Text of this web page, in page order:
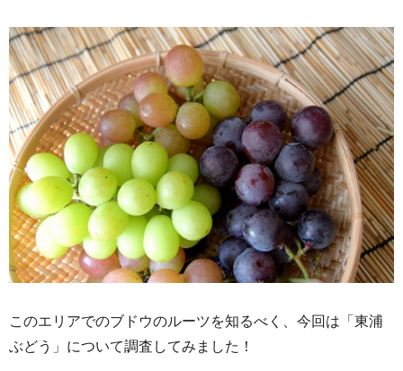
このエリアでのブドウのルーツを知るべく、今回は「東浦
ぶどう」について調査してみました！